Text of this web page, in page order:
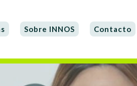
Sobre INNOS Contacto